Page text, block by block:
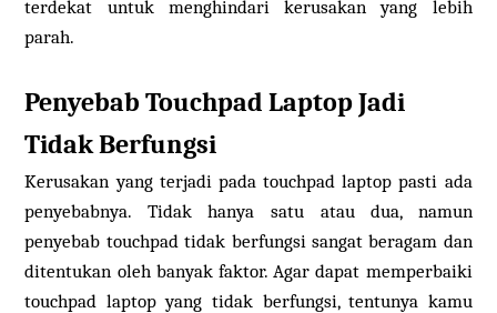
terdekat untuk menghindari kerusakan yang lebih
parah.
Penyebab Touchpad Laptop Jadi
Tidak Berfungsi
Kerusakan yang terjadi pada touchpad laptop pasti ada
penyebabnya. Tidak hanya satu atau dua, namun
penyebab touchpad tidak berfungsi sangat beragam dan
ditentukan oleh banyak faktor. Agar dapat memperbaiki
touchpad laptop yang tidak berfungsi, tentunya kamu